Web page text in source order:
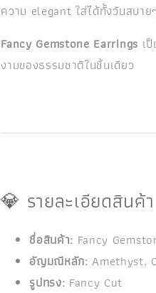
ความ elegant ใส่ได้ทั้งวันสบา
Fancy Gemstone Earrings เ
งามของธรรมชาติในชิ้นเดียว
💎 รายละเอียดสินค้า
ชื่อสินค้า: Fancy
อัญมณีหลัก: Amethyst,
รูปทรง: Fancy Cut